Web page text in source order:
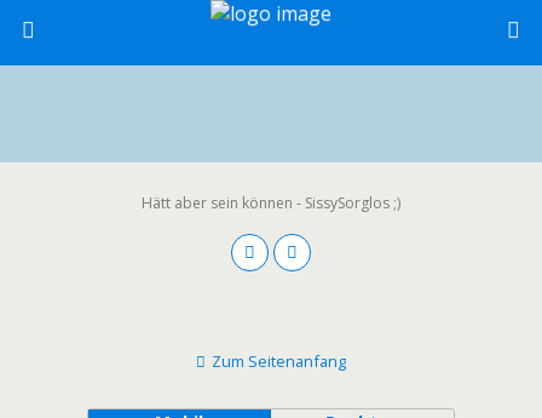
Hätt aber sein können - SissySorglos ;)
Zum Seitenanfang